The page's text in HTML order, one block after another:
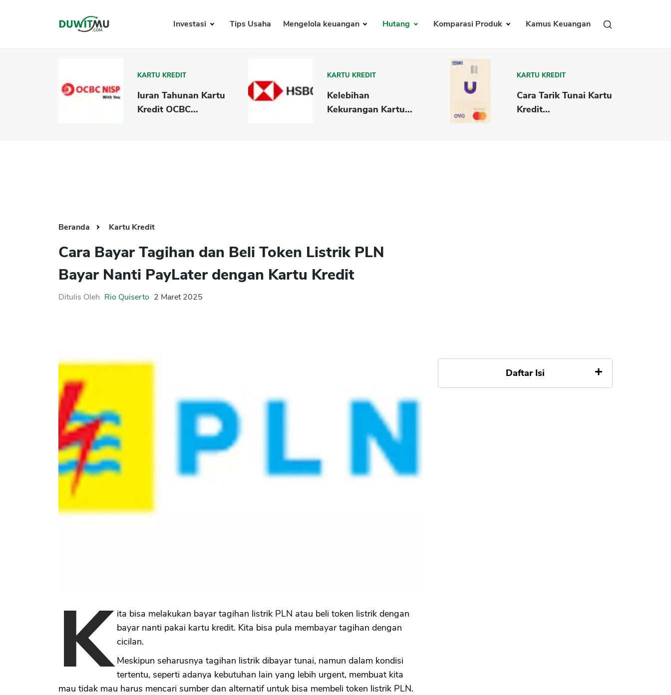
Investasi Tips Usaha Mengelola keuangan Hutang Komparasi Produk Kamus Keuangan
KARTU KREDIT
Iuran Tahunan Kartu
Kredit OCBC...
KARTU KREDIT
Kelebihan
Kekurangan Kartu...
KARTU KREDIT
Cara Tarik Tunai Kartu
Kredit...
Beranda Kartu Kredit
Cara Bayar Tagihan dan Beli Token Listrik PLN
Bayar Nanti PayLater dengan Kartu Kredit
Ditulis Oleh Rio Quiserto 2 Maret 2025
K ita bisa melakukan bayar tagihan listrik PLN atau beli token listrik dengan
bayar nanti pakai kartu kredit. Kita bisa pula membayar tagihan dengan
cicilan.
Meskipun seharusnya tagihan listrik dibayar tunai, namun dalam kondisi
tertentu, seperti adanya kebutuhan lain yang lebih urgent, membuat kita
mau tidak mau harus mencari sumber dan alternatif untuk bisa membeli token listrik PLN.
Daftar Isi